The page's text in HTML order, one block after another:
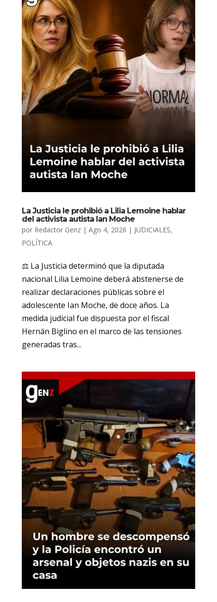
La Justicia le prohibió a Lilia Lemoine hablar
del activista autista Ian Moche
por Redactor Genz| Ago 4, 2026 | JUDICIALES,
POLÍTICA
⚖️ La Justicia determinó que la diputada
nacional Lilia Lemoine deberá abstenerse de
realizar declaraciones públicas sobre el
adolescente Ian Moche, de doce años. La
medida judicial fue dispuesta por el fiscal
Hernán Biglino en el marco de las tensiones
generadas tras...